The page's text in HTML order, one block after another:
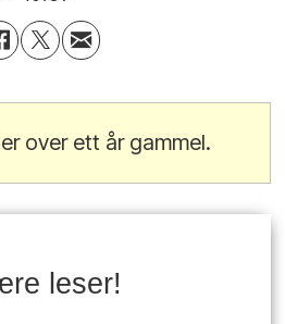
over ett år gammel.
leser!